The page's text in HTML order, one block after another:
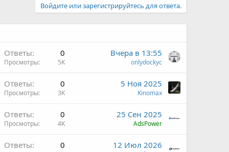
Войдите или зарегистрируйтесь для ответа.
Ответы 0
Просмотры 5K
Вчера в 13:55
onlydockyc
Ответы 0
Просмотры 3K
5 Ноя 2025
Kinomax
Ответы 0
Просмотры 4K
25 Сен 2025
AdsPower
Ответы 0 12 Июл 2026